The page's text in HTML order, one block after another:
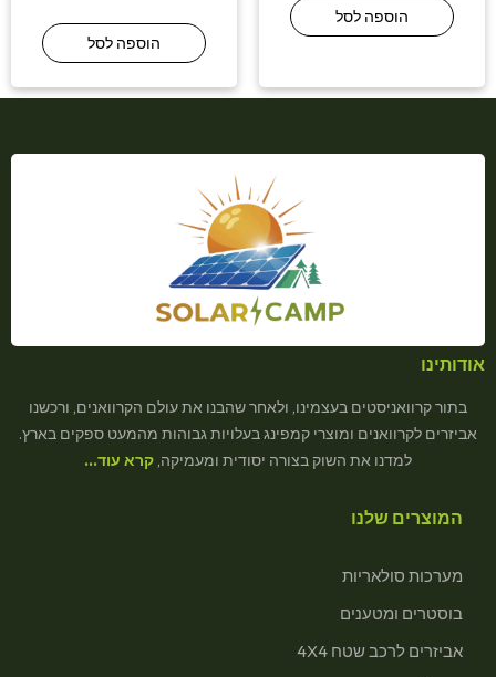
הוספה לסל
הוספה לסל
אודותינו
בתור קרוואניסטים בעצמינו, ולאחר שהבנו את עולם הקרוואנים, ורכשנו
אביזרים לקרוואנים ומוצרי קמפינג בעלויות גבוהות מהמעט ספקים בארץ.
למדנו את השוק בצורה יסודית ומעמיקה, קרא עוד…
המוצרים שלנו
מערכות סולאריות
בוסטרים ומטענים
אביזרים לרכב שטח 4X4